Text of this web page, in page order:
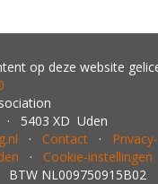
op deze website
· 5403 XD Uden
· Contact ·
· Cookie-instellingen
NL009750915B02